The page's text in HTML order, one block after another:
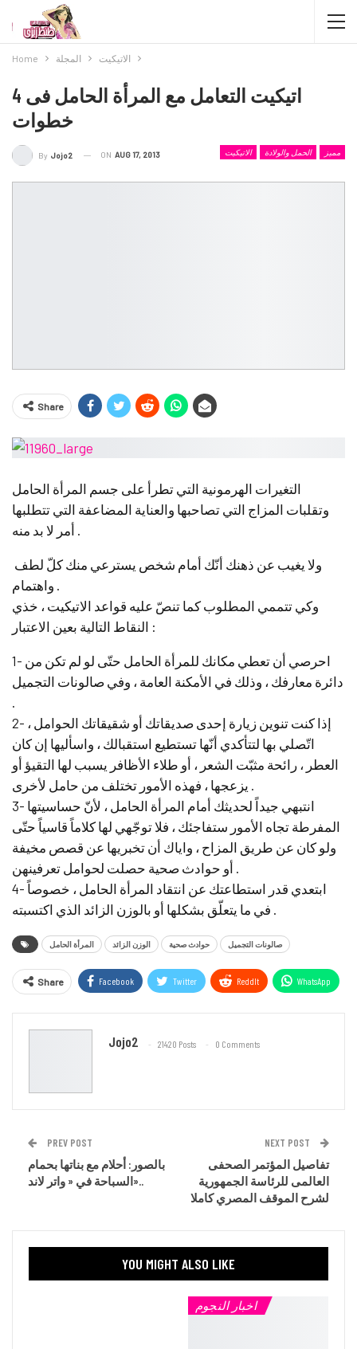
Home المجلة الاتيكيت
اتيكيت التعامل مع المرأة الحامل فى 4
خطوات
الاتيكيت الحمل والولادة مميز By Jojo2 ON AUG 17, 2013
Share
التغيرات الهرمونية التي تطرأ على جسم المرأة الحامل
وتقلبات المزاج التي تصاحبها والعناية المضاعفة التي تتطلبها
أمر لا بد منه .
واهتمام .
وكي تتممي المطلوب كما تنصّ عليه قواعد الاتيكيت ، خذي
النقاط التالية بعين الاعتبار :
1- احرصي أن تعطي مكانك للمرأة الحامل حتّى لو لم تكن من
دائرة معارفك ، وذلك في الأمكنة العامة ، وفي صالونات التجميل
.
2- إذا كنت تنوين زيارة إحدى صديقاتك أو شقيقاتك الحوامل ،
اتّصلي بها لتتأكدي أنّها تستطيع استقبالك ، واسأليها إن كان
العطر ، رائحة مثبّت الشعر ، أو طلاء الأظافر يسبب لها التقيؤ أو
يزعجها ، فهذه الأمور تختلف من حامل لأخرى .
3- انتبهي جيداً لحديثك أمام المرأة الحامل ، لأنّ حساسيتها
المفرطة تجاه الأمور ستفاجئك ، فلا توجّهي لها كلاماً قاسياً حتّى
ولو كان عن طريق المزاح ، واياك أن تخبريها عن قصص مخيفة
أو حوادث صحية حصلت لحوامل تعرفينهن .
4- ابتعدي قدر استطاعتك عن انتقاد المرأة الحامل ، خصوصاً
في ما يتعلّق بشكلها أو بالوزن الزائد الذي اكتسبته .
المرأة الحامل الوزن الزائد حوادث صحية صالونات التجميل
Share Facebook Twitter ReddIt WhatsApp
Jojo2 21420 Posts 0 Comments
PREV POST
بالصور: أحلام مع بناتها بحمام
السباحة في « واتر لاند»..
NEXT POST
تفاصيل المؤتمر الصحفى
العالمى للرئاسة الجمهورية
لشرح الموقف المصري كاملا
YOU MIGHT ALSO LIKE
اخبار النجوم